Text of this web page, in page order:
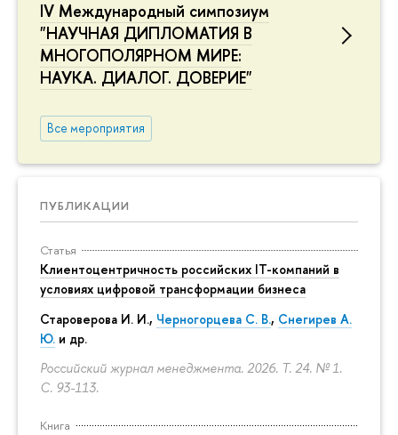
IV Международный симпозиум
"НАУЧНАЯ ДИПЛОМАТИЯ В
МНОГОПОЛЯРНОМ МИРЕ:
НАУКА. ДИАЛОГ. ДОВЕРИЕ"
Все мероприятия
ПУБЛИКАЦИИ
Статья
Клиентоцентричность российских IT-компаний в
условиях цифровой трансформации бизнеса
Староверова И. И., Черногорцева С. В., Снегирев А.
Ю. и др.
Российский журнал менеджмента. 2026. Т. 24. № 1.
С. 93-113.
Книга